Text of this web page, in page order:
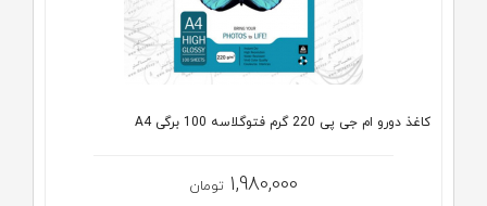
کاغذ دورو ام جی پی 220 گرم فتوگلاسه 100 برگی A4
1,980,000 تومان